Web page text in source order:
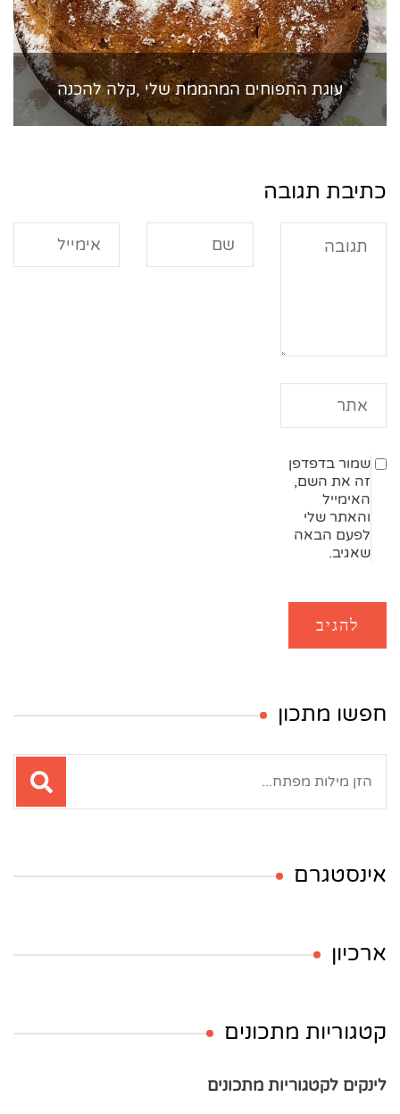
עוגת התפוחים המהממת שלי ,קלה להכנה
כתיבת תגובה
שמור בדפדפן
זה את השם,
האימייל
והאתר שלי
לפעם הבאה
שאגיב.
חפשו מתכון
אינסטגרם
ארכיון
קטגוריות מתכונים
לינקים לקטגוריות מתכונים